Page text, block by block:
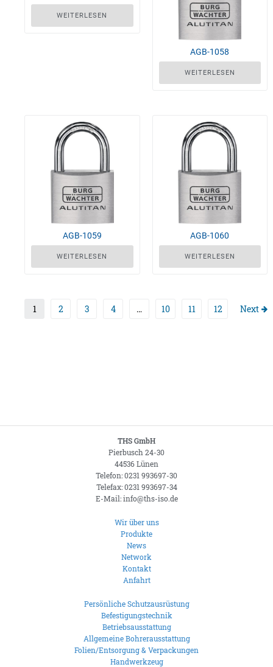
WEITERLESEN
AGB-1058
WEITERLESEN
AGB-1059
WEITERLESEN
AGB-1060
WEITERLESEN
1 2 3 4 … 10 11 12 Next
THS GmbH
Pierbusch 24-30
44536 Lünen
Telefon: 0231 993697-30
Telefax: 0231 993697-34
E-Mail: info@ths-iso.de
Wir über uns
Produkte
News
Network
Kontakt
Anfahrt
Persönliche Schutzausrüstung
Befestigungstechnik
Betriebsausstattung
Allgemeine Bohrerausstattung
Folien/Entsorgung & Verpackungen
Handwerkzeug